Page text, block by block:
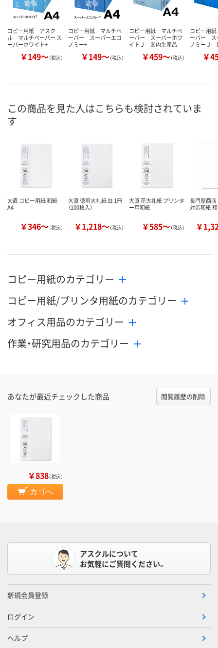
コピー用紙 アスク
ル マルチペーパー ス
ーパーホワイト+
￥149～（税込）
コピー用紙 マルチペ
ーパー スーパーエコ
ノミー+
￥149～（税込）
コピー用紙 マルチペ
ーパー スーパーホワ
イトＪ 国内生産品
￥459～（税込）
コピー用
ーパー ス
ノミーＪ
￥
この商品を見た人はこちらも検討されていま
す
大直 コピー用紙 和紙
A4
￥346～（税込）
大直 徳用大礼紙 白 1冊
（100枚入）
￥1,218～（税込）
大直 花大礼紙 プリンタ
ー用和紙
￥585～（税込）
長門屋商
対応和紙
￥
コピー用紙のカテゴリー
コピー用紙/プリンタ用紙のカテゴリー
オフィス用品のカテゴリー
作業・研究用品のカテゴリー
あなたが最近チェックした商品 閲覧履歴の削除
￥838（税込）
カゴへ
アスクルについて
お気軽にご質問ください。
新規会員登録
ログイン
ヘルプ